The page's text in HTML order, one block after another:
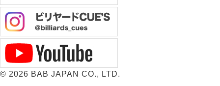
© 2026 BAB JAPAN CO., LTD.